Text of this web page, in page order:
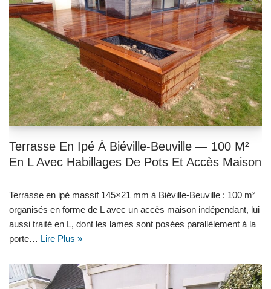
Terrasse En Ipé À Biéville-Beuville — 100 M²
En L Avec Habillages De Pots Et Accès Maison
Terrasse en ipé massif 145×21 mm à Biéville-Beuville : 100 m²
organisés en forme de L avec un accès maison indépendant, lui
aussi traité en L, dont les lames sont posées parallèlement à la
porte… Lire Plus »